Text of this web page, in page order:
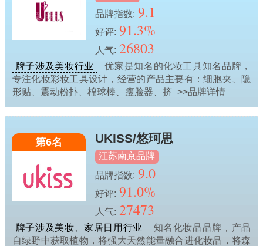
品牌指数: 9.1
好评: 91.3%
人气: 26803
牌子涉及美妆行业
优家是知名的化妆工具知名品牌，
专注化妆彩妆工具设计，经营的产品主要有：细胞夹、隐
形贴、震动粉扑、棉球棒、瘦脸器、挤 >>品牌详情
第6名 UKISS/悠珂思
江苏南京品牌
品牌指数: 9.0
好评: 91.0%
人气: 27473
牌子涉及美妆、家居日用行业
知名化妆品品牌，产品
自绿野中获取植物，将强大天然能量融合进化妆品，将森